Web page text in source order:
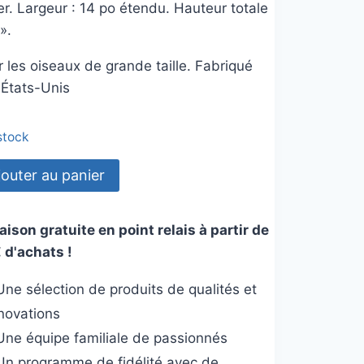
Largeur : 14 po étendu. Hauteur totale
les oiseaux de grande taille. Fabriqué
Unis
au panier
gratuite en point relais à partir de
d'achats !
sélection de produits de qualités et
équipe familiale de passionnés